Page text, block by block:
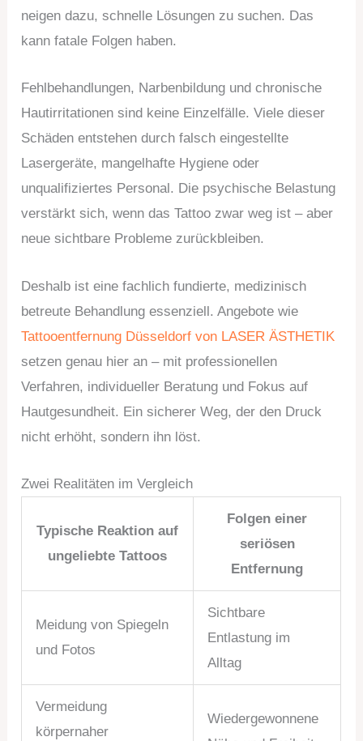
neigen dazu, schnelle Lösungen zu suchen. Das
kann fatale Folgen haben.
Fehlbehandlungen, Narbenbildung und chronische
Hautirritationen sind keine Einzelfälle. Viele dieser
Schäden entstehen durch falsch eingestellte
Lasergeräte, mangelhafte Hygiene oder
unqualifiziertes Personal. Die psychische Belastung
verstärkt sich, wenn das Tattoo zwar weg ist – aber
neue sichtbare Probleme zurückbleiben.
Deshalb ist eine fachlich fundierte, medizinisch
betreute Behandlung essenziell. Angebote wie
Tattooentfernung Düsseldorf von LASER ÄSTHETIK
setzen genau hier an – mit professionellen
Verfahren, individueller Beratung und Fokus auf
Hautgesundheit. Ein sicherer Weg, der den Druck
nicht erhöht, sondern ihn löst.
Zwei Realitäten im Vergleich
Typische Reaktion auf
ungeliebte Tattoos
Folgen einer
seriösen
Entfernung
Meidung von Spiegeln
und Fotos
Sichtbare
Entlastung im
Alltag
Vermeidung
körpernaher
Wiedergewonnene